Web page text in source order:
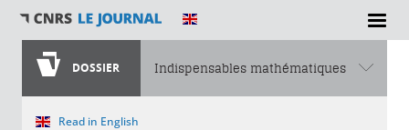
SECTIONS
DOSSIER Indispensables mathématiques
Vous êtes ici
Read in English